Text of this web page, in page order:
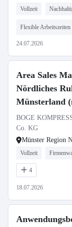
Vollzeit
Flexible Arbeitszeiten
24.07.2026
Area Sales
Nördliches
Münsterland
BOGE
Co. KG
Münster Region
Vollzeit
4
18.07.2026